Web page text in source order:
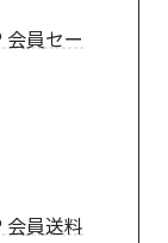
会員セー
会員送料